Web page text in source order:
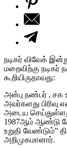
நடிகர் விவேக்
மறைவிற்கு நடிகர்
கூறியிருதாவது:
அன்பு நண்பர் , சக
அவர்களது பிரிவு
அடைய
1987ஆம் ஆண்டு
உறுதி வேண்டும்”
அறிமுகமானார்.